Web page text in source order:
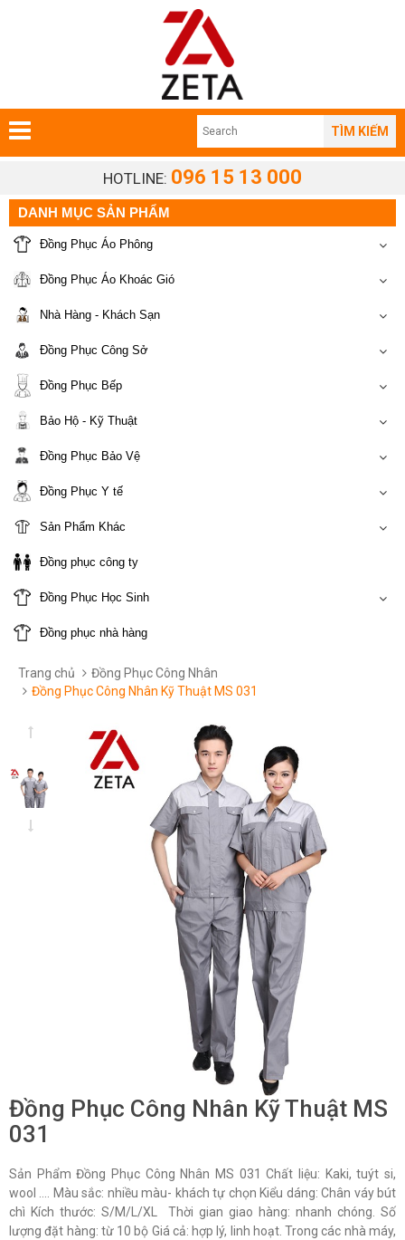
TÌM KIẾM
HOTLINE: 096 15 13 000
DANH MỤC SẢN PHẨM
Đồng Phục Áo Phông
Đồng Phục Áo Khoác Gió
Nhà Hàng - Khách Sạn
Đồng Phục Công Sở
Đồng Phục Bếp
Bảo Hộ - Kỹ Thuật
Đồng Phục Bảo Vệ
Đồng Phục Y tế
Sản Phẩm Khác
Đồng phục công ty
Đồng Phục Học Sinh
Đồng phục nhà hàng
Trang chủ
Đồng Phục Công Nhân
Đồng Phục Công Nhân Kỹ Thuật MS 031
Đồng Phục Công Nhân Kỹ Thuật MS
031
Sản Phẩm Đồng Phục Công Nhân MS 031 Chất liệu: Kaki, tuýt si,
wool …. Màu sắc: nhiều màu- khách tự chọn Kiểu dáng: Chân váy bút
chì Kích thước: S/M/L/XL Thời gian giao hàng: nhanh chóng. Số
lượng đặt hàng: từ 10 bộ Giá cả: hợp lý, linh hoạt. Trong các nhà máy,